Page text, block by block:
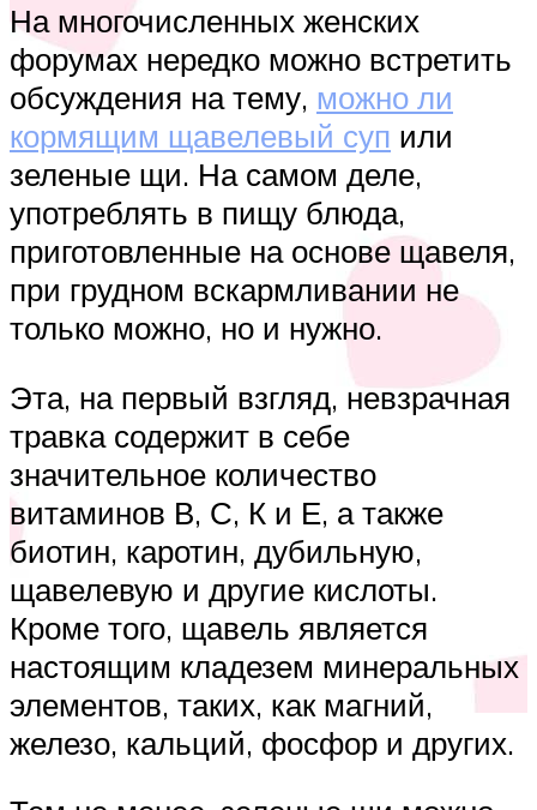
На многочисленных женских
форумах нередко можно встретить
обсуждения на тему, можно ли
кормящим щавелевый суп или
зеленые щи. На самом деле,
употреблять в пищу блюда,
приготовленные на основе щавеля,
при грудном вскармливании не
только можно, но и нужно.
Эта, на первый взгляд, невзрачная
травка содержит в себе
значительное количество
витаминов В, С, К и Е, а также
биотин, каротин, дубильную,
щавелевую и другие кислоты.
Кроме того, щавель является
настоящим кладезем минеральных
элементов, таких, как магний,
железо, кальций, фосфор и других.